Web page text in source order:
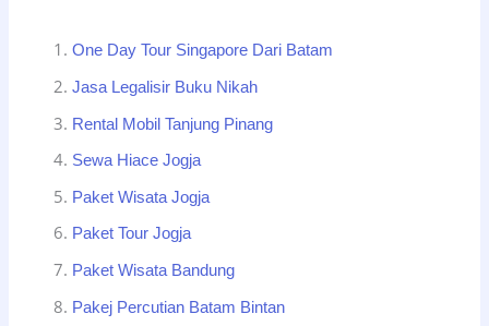
One Day Tour Singapore Dari Batam
Jasa Legalisir Buku Nikah
Rental Mobil Tanjung Pinang
Sewa Hiace Jogja
Paket Wisata Jogja
Paket Tour Jogja
Paket Wisata Bandung
Pakej Percutian Batam Bintan